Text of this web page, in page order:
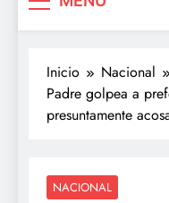
Inicio
Nacional
Padre golpea a
presuntamente
NACIONAL